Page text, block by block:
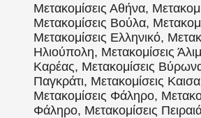
Μετακομίσεις Αθήνα,
Μετακομίσεις Βούλα,
Μετακομίσεις Ελληνικό,
Ηλιούπολη, Μετακομίσεις
Καρέας, Μετακομίσεις
Παγκράτι, Μετακομίσεις
Μετακομίσεις Φάληρο,
Φάληρο, Μετακομίσεις